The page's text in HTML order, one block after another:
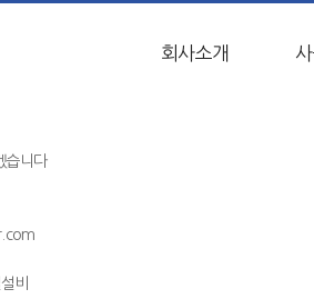
회사소개
습니다
비